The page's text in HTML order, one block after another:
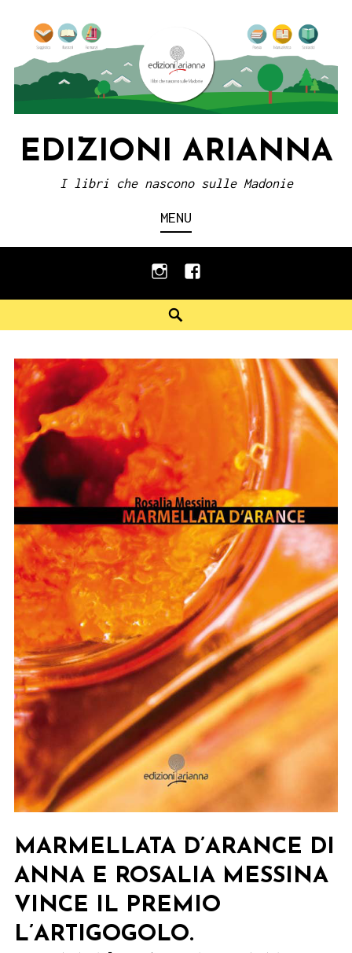
content
EDIZIONI ARIANNA
I libri che nascono sulle Madonie
MENU
instagramfacebook
MARMELLATA D’ARANCE DI
ANNA E ROSALIA MESSINA
VINCE IL PREMIO
L’ARTIGOGOLO.